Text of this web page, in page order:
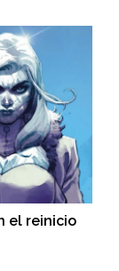
el reinicio